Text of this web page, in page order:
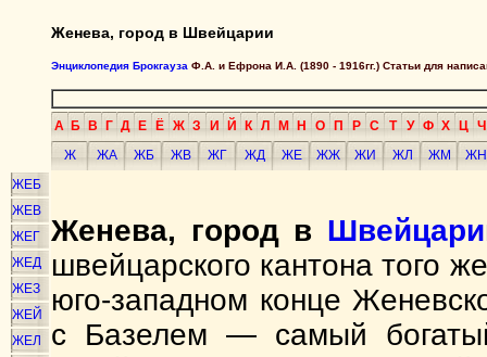
Женева, город в Швейцарии
Энциклопедия Брокгауза Ф.А. и Ефрона И.А. (1890 - 1916гг.) Статьи для
А Б В Г Д Е Ё Ж З И Й К Л М Н О П Р С Т У Ф Х Ц Ч
Ж
ЖА ЖБ ЖВ ЖГ ЖД ЖЕ ЖЖ ЖИ ЖЛ ЖМ
ЖН
ЖЕБ
ЖЕВ
ЖЕГ
ЖЕД
ЖЕЗ
ЖЕЙ
ЖЕЛ
Женева, город в Швейцари
швейцарского кантона того
юго-западном конце
с Базелем — самый